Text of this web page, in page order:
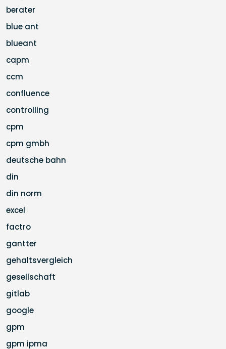
berater
blue ant
blueant
capm
ccm
confluence
controlling
cpm
cpm gmbh
deutsche bahn
din
din norm
excel
factro
gantter
gehaltsvergleich
gesellschaft
gitlab
google
gpm
gpm ipma